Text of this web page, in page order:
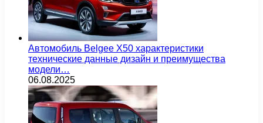
Автомобиль Belgee X50 характеристики
технические данные дизайн и преимущества
модели…
06.08.2025